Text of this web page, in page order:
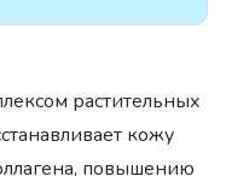
растительных
кожу
повышению